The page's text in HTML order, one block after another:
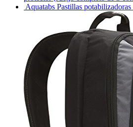
Aquatabs Pastillas potabilizadoras